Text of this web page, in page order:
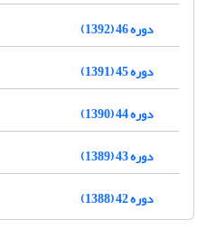
دوره 46 (1392)
دوره 45 (1391)
دوره 44 (1390)
دوره 43 (1389)
دوره 42 (1388)